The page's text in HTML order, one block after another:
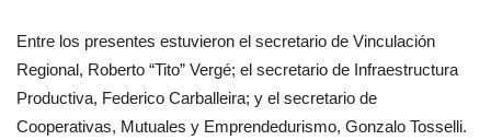
Entre los presentes estuvieron el secretario de Vinculación
Regional, Roberto “Tito” Vergé; el secretario de Infraestructura
Productiva, Federico Carballeira; y el secretario de
Cooperativas, Mutuales y Emprendedurismo, Gonzalo Tosselli.